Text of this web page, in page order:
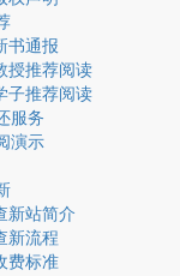
书通报
授推荐阅读
子推荐阅读
服务
演示
新站简介
新流程
费标准